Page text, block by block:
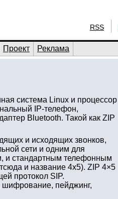
RSS
Проект Реклама
система Linux и процессор
IP-телефон,
Bluetooth. Такой как ZIP
и исходящих звонков,
сети и одним для
и стандартным телефонным
и название 4х5). ZIP 4×5
протокол SIP.
пейджинг,